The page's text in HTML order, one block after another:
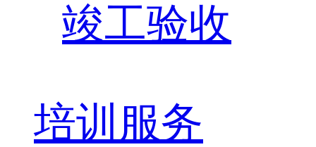
竣工验收
培训服务